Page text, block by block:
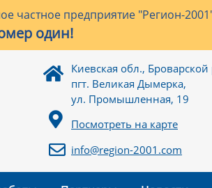
частное предприятие "Регион-
один!
Киевская обл., Броварской
пгт. Великая Дымерка,
ул. Промышленная, 19
Посмотреть на карте
info@region-2001.com